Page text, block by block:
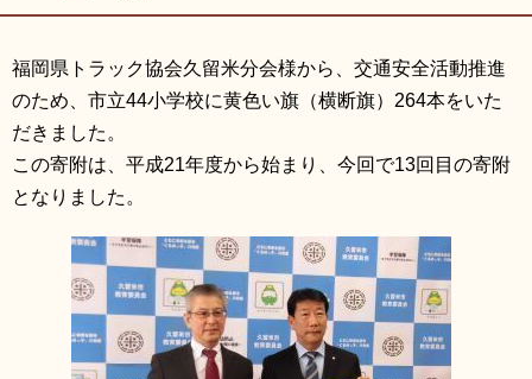
福岡県トラック協会久留米分会様から、交通安全活動推進
のため、市立44小学校に黄色い旗（横断旗）264本をいた
だきました。
この寄附は、平成21年度から始まり、今回で13回目の寄附
となりました。